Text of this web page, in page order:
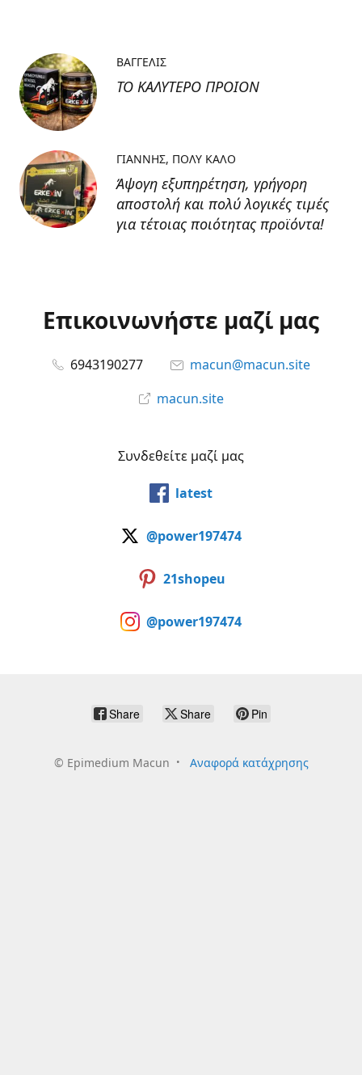
ΤΟ ΚΑΛΥΤΕΡΟ ΠΡΟΙΟΝ
ΒΑΓΓΕΛΙΣ
Άψογη εξυπηρέτηση, γρήγορη
αποστολή και πολύ λογικές τιμές
για τέτοιας ποιότητας προϊόντα!
ΓΙΑΝΝΗΣ ΠΟΛΥ ΚΑΛΟ
Επικοινωνήστε μαζί μας
6943190277
macun@macun.site
macun.site
Συνδεθείτε μαζί μας
latest
@power197474
21shopeu
@power197474
Share Share Pin
© Epimedium Macun Αναφορά κατάχρησης